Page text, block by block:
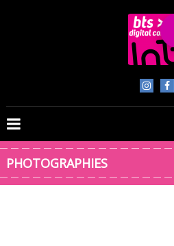
Digital
Content
PHOTOGRAPHIES